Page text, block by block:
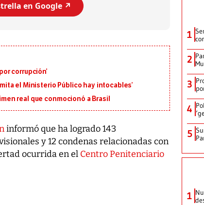
en Google ↗️
corrupción’
el Ministerio Público hay intocables’
real que conmocionó a Brasil
informó que ha logrado 143
y 12 condenas relacionadas con
ocurrida en el Centro Penitenciario
1
2
3
4
5
1